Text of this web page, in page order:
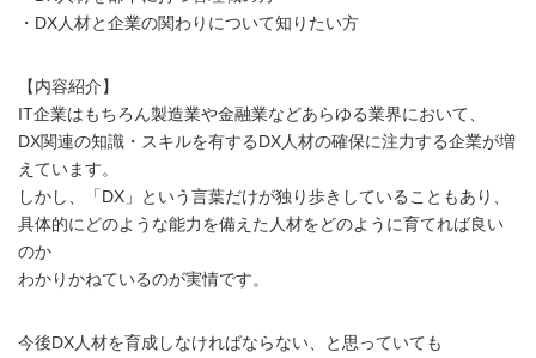
・DX人材と企業の関わりについて知りたい方
【内容紹介】
IT企業はもちろん製造業や金融業などあらゆる業界において、
DX関連の知識・スキルを有するDX人材の確保に注力する企業が増
えています。
しかし、「DX」という言葉だけが独り歩きしていることもあり、
具体的にどのような能力を備えた人材をどのように育てれば良い
のか
わかりかねているのが実情です。
今後DX人材を育成しなければならない、と思っていても